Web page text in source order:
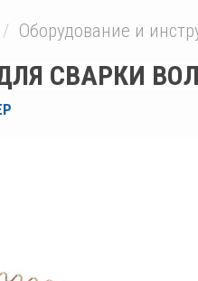
Оборудование и
СВАРКИ